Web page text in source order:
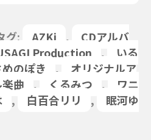
グ: AZKi ,
CDアルバ
Production ,
いる
のぽき ,
オリジナルア
曲 , くるみつ ,
ワニ
, 白百合リリ ,
眠河ゆ